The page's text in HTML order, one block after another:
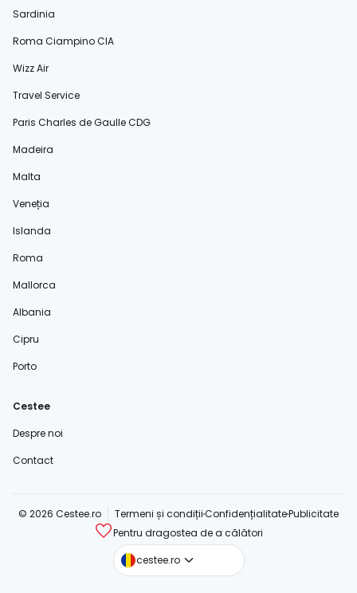
Sardinia
Roma Ciampino CIA
Wizz Air
Travel Service
Paris Charles de Gaulle CDG
Madeira
Malta
Veneția
Islanda
Roma
Mallorca
Albania
Cipru
Porto
Cestee
Despre noi
Contact
© 2026 Cestee.ro Termeni și condițiiConfidențialitatePublicitate
Pentru dragostea de a călători
cestee.ro
cestee.com
cestee.sk